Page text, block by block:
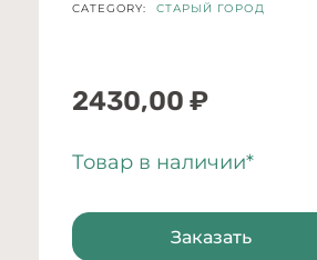
CATEGORY: СТАРЫЙ ГОРОД
2430,00 ₽
Товар в наличии*
Заказать